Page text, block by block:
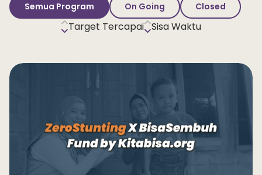
Semua Program On Going Closed
Target Tercapai Sisa Waktu